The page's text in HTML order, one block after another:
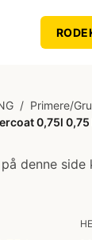
/ Primere/
0,75l 0,75
denne